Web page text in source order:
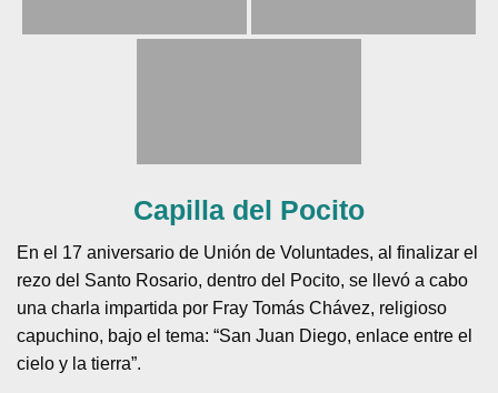
Capilla del Pocito
En el 17 aniversario de Unión de Voluntades, al finalizar el
rezo del Santo Rosario, dentro del Pocito, se llevó a cabo
una charla impartida por Fray Tomás Chávez, religioso
capuchino, bajo el tema: “San Juan Diego, enlace entre el
cielo y la tierra”.